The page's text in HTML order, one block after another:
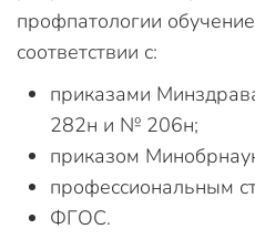
профпатологии
соответствии с:
приказами
282н и № 206н;
приказом
профессиональным
ФГОС.